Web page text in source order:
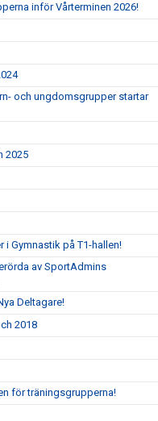
inför Vårterminen 2026!
och ungdomsgrupper startar
2025
i Gymnastik på T1-hallen!
av SportAdmins
Deltagare!
2018
för träningsgrupperna!